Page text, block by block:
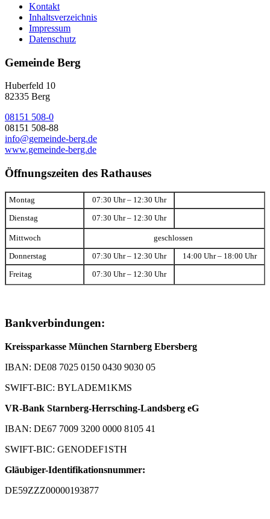
Kontakt
Inhaltsverzeichnis
Impressum
Datenschutz
Gemeinde Berg
Huberfeld 10
82335 Berg
08151 508-0
08151 508-88
info@gemeinde-berg.de
www.gemeinde-berg.de
Öffnungszeiten des Rathauses
Montag 07:30 Uhr – 12:30 Uhr
Dienstag 07:30 Uhr – 12:30 Uhr
Mittwoch geschlossen
Donnerstag 07:30 Uhr – 12:30 Uhr 14:00 Uhr – 18:00 Uhr
Freitag 07:30 Uhr – 12:30 Uhr
Bankverbindungen:
Kreissparkasse München Starnberg Ebersberg
IBAN: DE08 7025 0150 0430 9030 05
SWIFT-BIC: BYLADEM1KMS
VR-Bank Starnberg-Herrsching-Landsberg eG
IBAN: DE67 7009 3200 0000 8105 41
SWIFT-BIC: GENODEF1STH
Gläubiger-Identifikationsnummer:
DE59ZZZ00000193877